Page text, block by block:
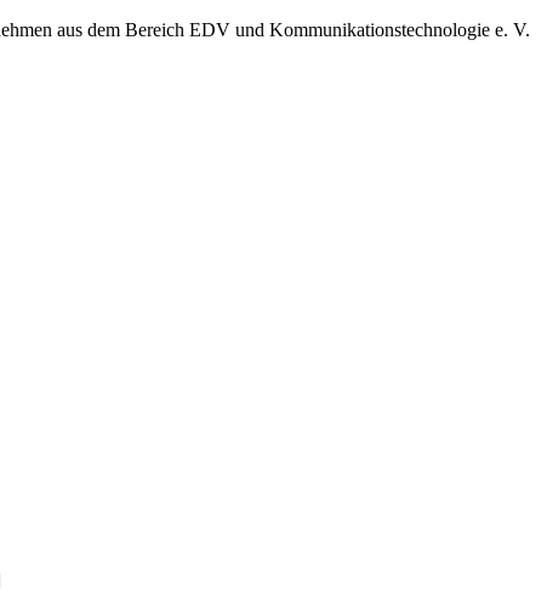
aus dem Bereich EDV und Kommunikationstechnologie e. V.